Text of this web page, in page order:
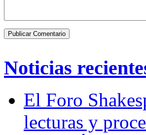
Noticias
El Foro
lecturas y